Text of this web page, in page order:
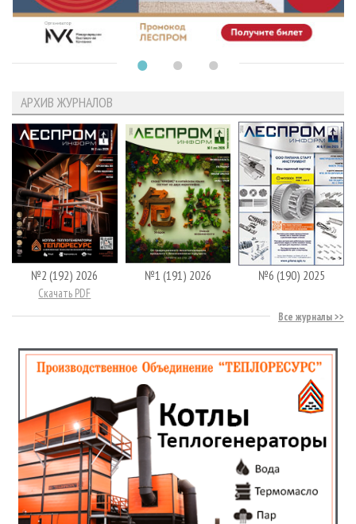
АРХИВ ЖУРНАЛОВ
№2 (192) 2026
Скачать PDF
№1 (191) 2026 №6 (190) 2025
Все журналы